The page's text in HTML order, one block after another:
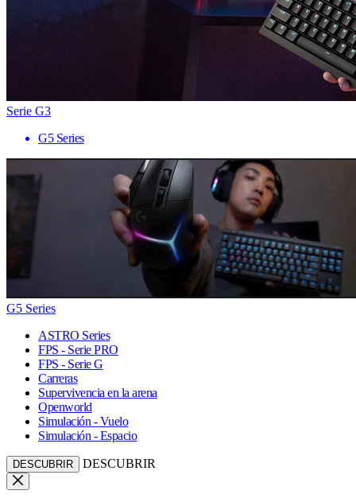
Serie G3
G5 Series
G5 Series
ASTRO Series
FPS - Serie PRO
FPS - Serie G
Carreras
Supervivencia en la arena
Openworld
Simulación - Vuelo
Simulación - Espacio
DESCUBRIR DESCUBRIR